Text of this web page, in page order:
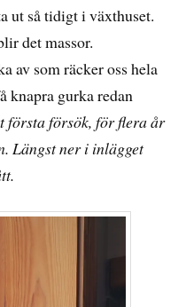
ut så tidigt i växthuset.
det massor.
av som räcker oss hela
knapra gurka redan
första försök, för flera år
Längst ner i inlägget